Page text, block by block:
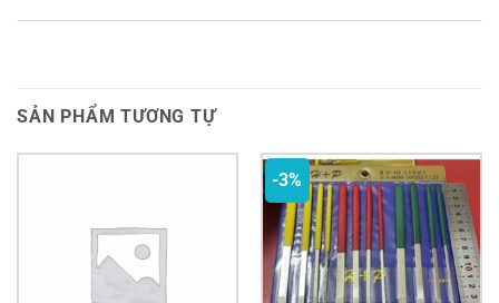
SẢN PHẨM TƯƠNG TỰ
-3%